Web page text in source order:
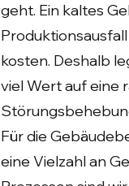
geht. Ein kaltes
kosten. Deshalb
viel Wert auf eine
Für die
eine Vielzahl an